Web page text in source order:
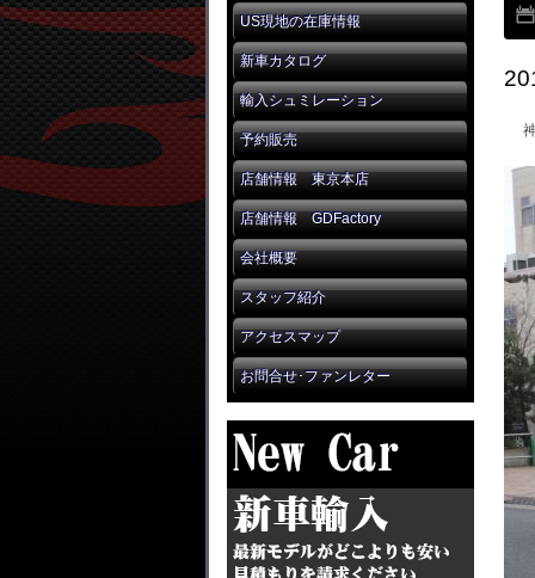
US現地の在庫情報
新車カタログ
輸入シュミレーション
予約販売
店舗情報 東京本店
店舗情報 GDFactory
会社概要
スタッフ紹介
アクセスマップ
お問合せ･ファンレター